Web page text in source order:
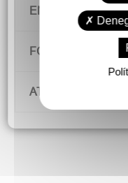
ENVÍOS Y
FORMAS DE
ATENCIÓN AL